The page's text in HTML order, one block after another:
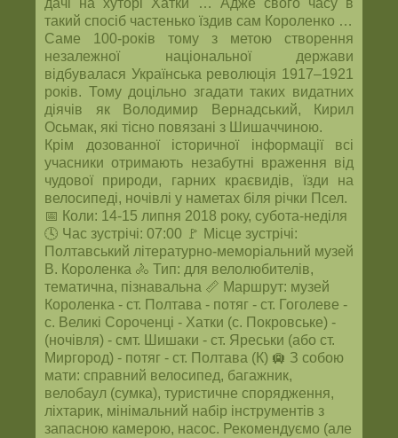
дачі на хуторі Хатки … Адже свого часу в
такий спосіб частенько їздив сам Короленко …
Саме 100-років тому з метою створення
незалежної національної держави
відбувалася Українська революція 1917–1921
років. Тому доцільно згадати таких видатних
діячів як Володимир Вернадський, Кирил
Осьмак, які тісно повязані з Шишаччиною.
Крім дозованної історичної інформації всі
учасники отримають незабутні враження від
чудової природи, гарних краєвидів, їзди на
велосипеді, ночівлі у наметах біля річки Псел.
📅 Коли: 14-15 липня 2018 року, субота-неділя
🕓 Час зустрічі: 07:00 🚩 Місце зустрічі:
Полтавський літературно-меморіальний музей
В. Короленка 🚴 Тип: для велолюбителів,
тематична, пізнавальна 📏 Маршрут: музей
Короленка - ст. Полтава - потяг - ст. Гоголеве -
с. Великі Сороченці - Хатки (с. Покровське) -
(ночівля) - смт. Шишаки - ст. Яреськи (або ст.
Миргород) - потяг - ст. Полтава (К) 🛄 З собою
мати: справний велосипед, багажник,
велобаул (сумка), туристичне спорядження,
ліхтарик, мінімальний набір інструментів з
запасною камерою, насос. Рекомендуємо (але